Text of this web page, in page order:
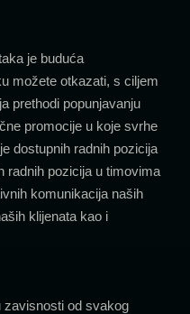
je buduća
možete otkazati, s ciljem
prethodi popunjavanju
promocije u koje svrhe
dostupnih radnih pozicija
radnih pozicija u timovima
komunikacija naših
klijenata kao i
zavisnosti od svakog